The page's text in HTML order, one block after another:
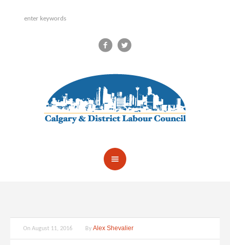
On August 11, 2016 By Alex Shevalier